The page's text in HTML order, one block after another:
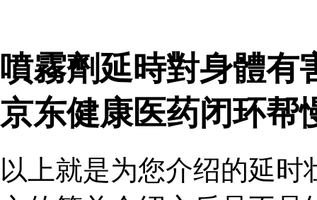
噴霧劑延時對身體有
京东健康医药闭环帮
以上就是为您介绍的延